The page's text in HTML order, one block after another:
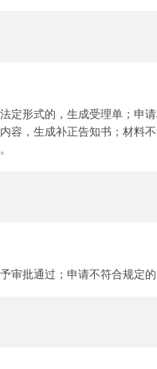
定形式的，生成受理单；申
容，生成补正告知书；材料
审批通过；申请不符合规定